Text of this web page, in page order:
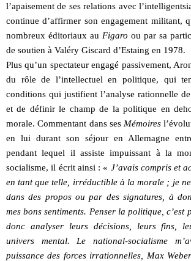
l’apaisement de ses relations avec
continue d’affirmer son engagement militant,
nombreux éditoriaux au Figaro ou par sa
de soutien à Valéry Giscard d’Estaing en 1978.
Plus qu’un spectateur engagé passivement,
du rôle de l’intellectuel en politique, qui
conditions qui justifient l’analyse rationnelle
et de définir le champ de la politique en
morale. Commentant dans ses Mémoires
en lui durant son séjour en Allemagne
pendant lequel il assiste impuissant à la
socialisme, il écrit ainsi : « J’avais compris et
en tant que telle, irréductible à la morale ; je
dans des propos ou par des signatures, à
mes bons sentiments. Penser la politique, c’est
donc analyser leurs décisions, leurs fins,
univers mental. Le national-socialisme
puissance des forces irrationnelles, Max